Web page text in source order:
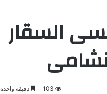
السقار
103 دقيقة واحدة